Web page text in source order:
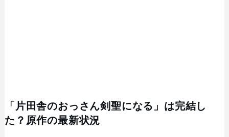
「片田舎のおっさん剣聖になる」は完結し
た？原作の最新状況